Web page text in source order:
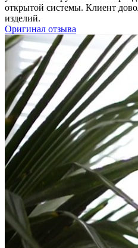
открытой системы. Клиент
изделий.
Оригинал отзыва